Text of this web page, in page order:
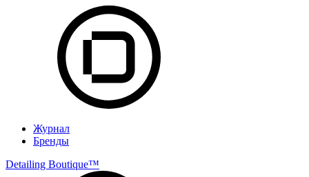
Журнал
Бренды
Detailing Boutique™️